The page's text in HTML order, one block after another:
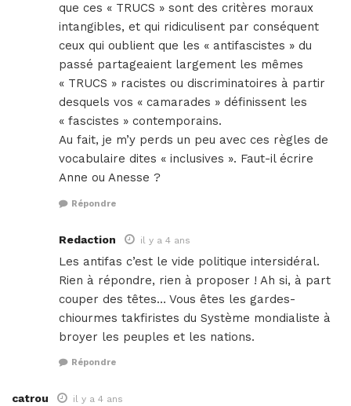
que ces « TRUCS » sont des critères moraux
intangibles, et qui ridiculisent par conséquent
ceux qui oublient que les « antifascistes » du
passé partageaient largement les mêmes
« TRUCS » racistes ou discriminatoires à partir
desquels vos « camarades » définissent les
« fascistes » contemporains.
Au fait, je m’y perds un peu avec ces règles de
vocabulaire dites « inclusives ». Faut-il écrire
Anne ou Anesse ?
Répondre
Redaction il y a 4 ans
Les antifas c’est le vide politique intersidéral.
Rien à répondre, rien à proposer ! Ah si, à part
couper des têtes… Vous êtes les gardes-
chiourmes takfiristes du Système mondialiste à
broyer les peuples et les nations.
Répondre
catrou il y a 4 ans